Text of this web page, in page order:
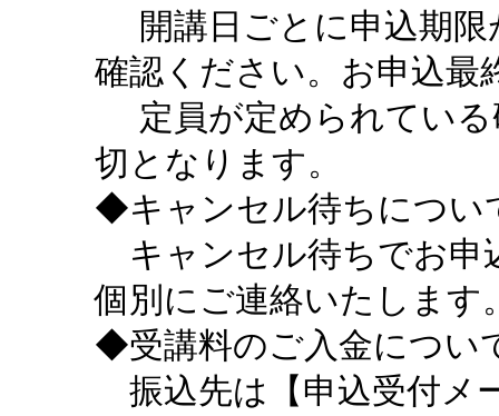
開講日ごとに申込期限
確認ください。お申込最
定員が定められている
切となります。
◆キャンセル待ちについ
キャンセル待ちでお申
個別にご連絡いたします
◆受講料のご入金につい
振込先は【申込受付メ